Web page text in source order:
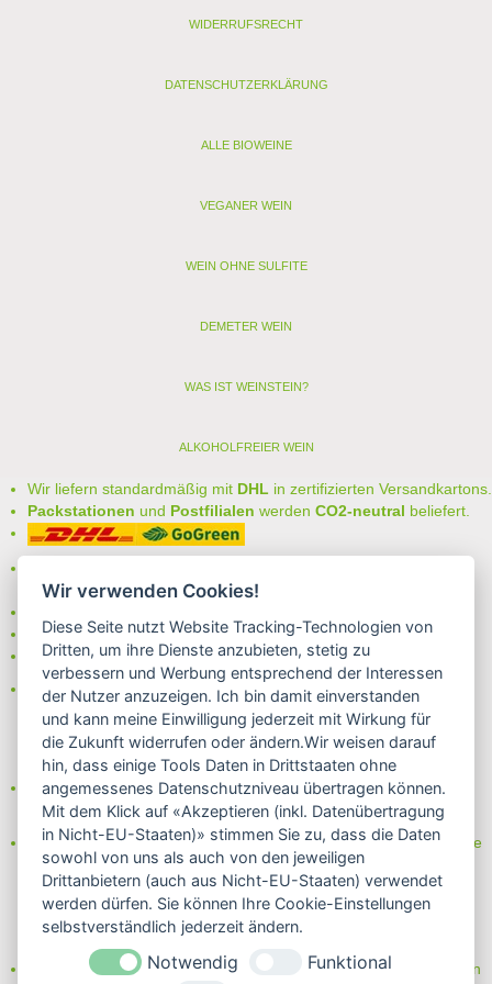
> Alle anderen Weine von Weingut Rieger
WIDERRUFSRECHT
DATENSCHUTZERKLÄRUNG
ALLE BIOWEINE
VEGANER WEIN
WEIN OHNE SULFITE
DEMETER WEIN
WAS IST WEINSTEIN?
ALKOHOLFREIER WEIN
Wir liefern standardmäßig mit DHL in zertifizierten Versandkartons.
Packstationen und Postfilialen werden CO2-neutral beliefert.
auswählen:
- Rechnung
- Lastschrift/Bankeinzug
Das Internetsiegel "GEPRÜFTER SHOP – Sicher einkaufen":
Partner von:
Wine in Moderation - bewußt genießen
Erfahren Sie mehr über Biowein in unserem Blog oder Folgen Sie
uns!
Blog
Facebook
Instagram
Neben einem ausgesuchten Sortiment an Biowein, Biospirituosen
Wir verwenden Cookies!
Diese Seite nutzt Website Tracking-Technologien von
Dritten, um ihre Dienste anzubieten, stetig zu
verbessern und Werbung entsprechend der Interessen
der Nutzer anzuzeigen. Ich bin damit einverstanden
und kann meine Einwilligung jederzeit mit Wirkung für
die Zukunft widerrufen oder ändern.Wir weisen darauf
hin, dass einige Tools Daten in Drittstaaten ohne
angemessenes Datenschutzniveau übertragen können.
Mit dem Klick auf «Akzeptieren (inkl. Datenübertragung
in Nicht-EU-Staaten)» stimmen Sie zu, dass die Daten
sowohl von uns als auch von den jeweiligen
Drittanbietern (auch aus Nicht-EU-Staaten) verwendet
werden dürfen. Sie können Ihre Cookie-Einstellungen
selbstverständlich jederzeit ändern.
Notwendig
Funktional